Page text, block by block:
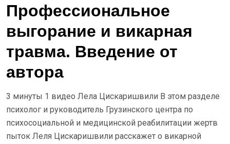
Профессиональное
выгорание и викарная
травма. Введение от
автора
3 минуты 1 видео Лела Цискаришвили В этом разделе
психолог и руководитель Грузинского центра по
психосоциальной и медицинской реабилитации жертв
пыток Леля Цискаришвили расскажет о викарной